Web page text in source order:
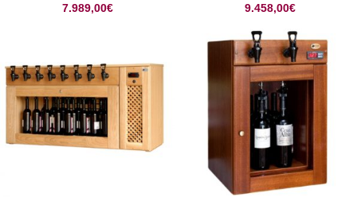
7.989,00€ 9.458,00€